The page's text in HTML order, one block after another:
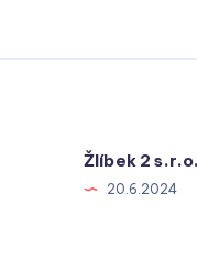
Žlíbek 2
20.6.2024